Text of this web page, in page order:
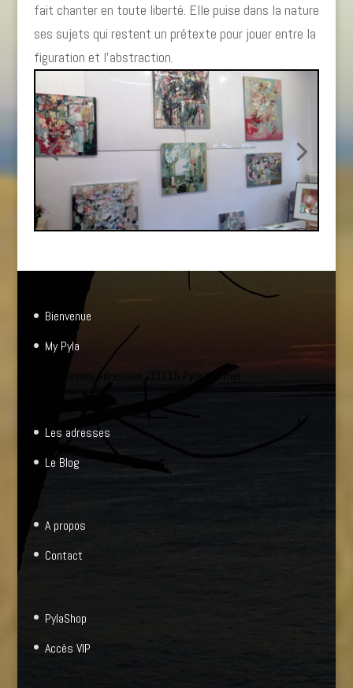
fait chanter en toute liberté. Elle puise dans la nature
ses sujets qui restent un prétexte pour jouer entre la
figuration et l’abstraction.
Bienvenue
My Pyla
Les bonnes adresses, 33115 Pyla sur mer
Les adresses
Le Blog
A propos
Contact
PylaShop
Accès VIP